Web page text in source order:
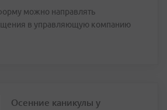
можно направлять
в управляющую компанию
Осенние каникулы у